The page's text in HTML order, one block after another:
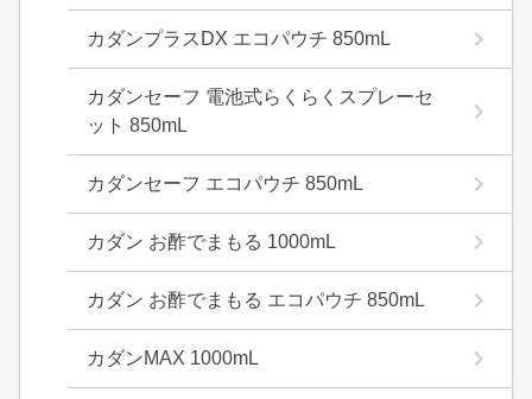
カダンプラスDX エコパウチ 850mL
カダンセーフ 電池式らくらくスプレーセ
ット 850mL
カダンセーフ エコパウチ 850mL
カダン お酢でまもる 1000mL
カダン お酢でまもる エコパウチ 850mL
カダンMAX 1000mL